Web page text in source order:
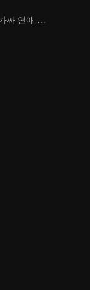
대신 결혼, 가짜 연애 진짜 사랑